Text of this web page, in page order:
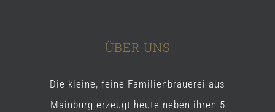
ÜBER UNS
Die kleine, feine Familienbrauerei aus
Mainburg erzeugt heute neben ihren 5